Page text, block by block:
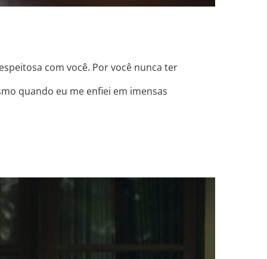
com você. Por você nunca ter
quando eu me enfiei em imensas